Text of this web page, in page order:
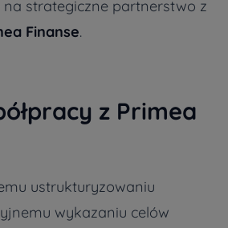
na strategiczne partnerstwo z
Finanse.
z Primea
ustrukturyzowaniu
wykazaniu celów